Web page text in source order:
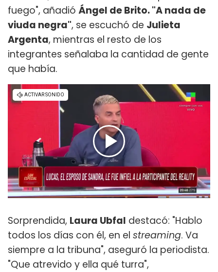
fuego", añadió Ángel de Brito. "A nada de
viuda negra", se escuchó de Julieta
Argenta, mientras el resto de los
integrantes señalaba la cantidad de gente
que había.
Sorprendida, Laura Ubfal destacó: "Hablo
todos los días con él, en el streaming. Va
siempre a la tribuna", aseguró la periodista.
"Que atrevido y ella qué turra",